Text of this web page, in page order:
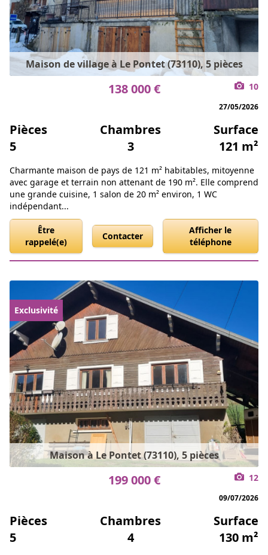
Maison de village à Le Pontet (73110), 5 pièces
138 000 € 10
27/05/2026
Pièces
5
Chambres
3
Surface
121 m²
Charmante maison de pays de 121 m² habitables, mitoyenne
avec garage et terrain non attenant de 190 m². Elle comprend
une grande cuisine, 1 salon de 20 m² environ, 1 WC
indépendant...
Être
rappelé(e)
Contacter
Afficher le
téléphone
Maison à Le Pontet (73110), 5 pièces
Exclusivité
199 000 € 12
09/07/2026
Pièces
5
Chambres
4
Surface
130 m²